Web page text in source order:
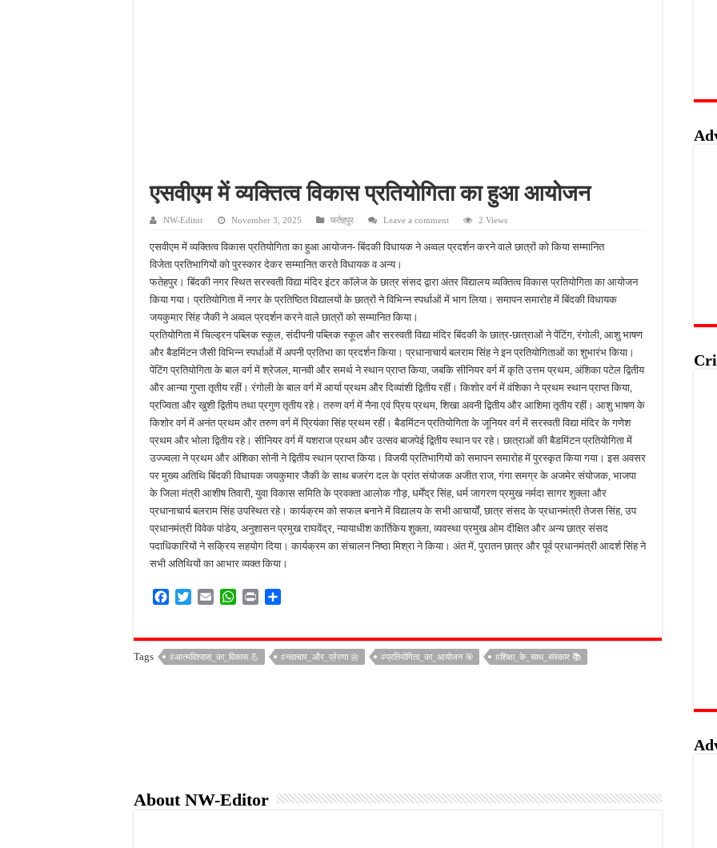
एसवीएम में व्यक्तित्व विकास प्रतियोगिता का हुआ आयोजन
NW-Editor November 3, 2025 फतेहपुर Leave a comment 2 Views
एसवीएम में व्यक्तित्व विकास प्रतियोगिता का हुआ आयोजन- बिंदकी विधायक ने अव्वल प्रदर्शन करने वाले छात्रों को किया सम्मानित
विजेता प्रतिभागियों को पुरस्कार देकर सम्मानित करते विधायक व अन्य।
फतेहपुर। बिंदकी नगर स्थित सरस्वती विद्या मंदिर इंटर कॉलेज के छात्र संसद द्वारा अंतर विद्यालय व्यक्तित्व विकास प्रतियोगिता का आयोजन
किया गया। प्रतियोगिता में नगर के प्रतिष्ठित विद्यालयों के छात्रों ने विभिन्न स्पर्धाओं में भाग लिया। समापन समारोह में बिंदकी विधायक
जयकुमार सिंह जैकी ने अव्वल प्रदर्शन करने वाले छात्रों को सम्मानित किया।
प्रतियोगिता में चिल्ड्रन पब्लिक स्कूल, संदीपनी पब्लिक स्कूल और सरस्वती विद्या मंदिर बिंदकी के छात्र-छात्राओं ने पेंटिंग, रंगोली, आशु भाषण
और बैडमिंटन जैसी विभिन्न स्पर्धाओं में अपनी प्रतिभा का प्रदर्शन किया। प्रधानाचार्य बलराम सिंह ने इन प्रतियोगिताओं का शुभारंभ किया।
पेंटिंग प्रतियोगिता के बाल वर्ग में श्रेजल, मानवी और समर्थ ने स्थान प्राप्त किया, जबकि सीनियर वर्ग में कृति उत्तम प्रथम, अंशिका पटेल द्वितीय
और आन्या गुप्ता तृतीय रहीं। रंगोली के बाल वर्ग में आर्या प्रथम और दिव्यांशी द्वितीय रहीं। किशोर वर्ग में वंशिका ने प्रथम स्थान प्राप्त किया,
प्रज्विता और खुशी द्वितीय तथा प्रगुण तृतीय रहे। तरुण वर्ग में नैना एवं प्रिय प्रथम, शिखा अवनी द्वितीय और आशिमा तृतीय रहीं। आशु भाषण के
किशोर वर्ग में अनंत प्रथम और तरुण वर्ग में प्रियंका सिंह प्रथम रहीं। बैडमिंटन प्रतियोगिता के जूनियर वर्ग में सरस्वती विद्या मंदिर के गणेश
प्रथम और भोला द्वितीय रहे। सीनियर वर्ग में यशराज प्रथम और उत्सव बाजपेई द्वितीय स्थान पर रहे। छात्राओं की बैडमिंटन प्रतियोगिता में
उज्ज्वला ने प्रथम और अंशिका सोनी ने द्वितीय स्थान प्राप्त किया। विजयी प्रतिभागियों को समापन समारोह में पुरस्कृत किया गया। इस अवसर
पर मुख्य अतिथि बिंदकी विधायक जयकुमार जैकी के साथ बजरंग दल के प्रांत संयोजक अजीत राज, गंगा समग्र के अजमेर संयोजक, भाजपा
के जिला मंत्री आशीष तिवारी, युवा विकास समिति के प्रवक्ता आलोक गौड़, धर्मेंद्र सिंह, धर्म जागरण प्रमुख नर्मदा सागर शुक्ला और
प्रधानाचार्य बलराम सिंह उपस्थित रहे। कार्यक्रम को सफल बनाने में विद्यालय के सभी आचार्यों, छात्र संसद के प्रधानमंत्री तेजस सिंह, उप
प्रधानमंत्री विवेक पांडेय, अनुशासन प्रमुख राघवेंद्र, न्यायाधीश कार्तिकेय शुक्ला, व्यवस्था प्रमुख ओम दीक्षित और अन्य छात्र संसद
पदाधिकारियों ने सक्रिय सहयोग दिया। कार्यक्रम का संचालन निष्ठा मिश्रा ने किया। अंत में, पुरातन छात्र और पूर्व प्रधानमंत्री आदर्श सिंह ने
सभी अतिथियों का आभार व्यक्त किया।
e
b
t
t
i
l
W
t
s
n
r
e
Tags #आत्मविश्वास_का_विकास 💪 #नवाचार_और_प्रेरणा 🌼 #प्रतियोगिता_का_आयोजन 🎯 #शिक्षा_के_साथ_संस्कार 📚
About NW-Editor